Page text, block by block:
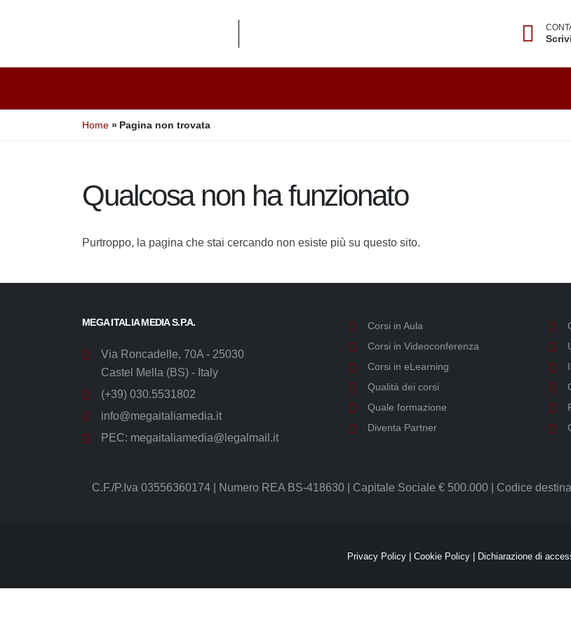
Home Pagina non trovata
Qualcosa non ha funzionato
Purtroppo, la pagina che stai cercando non esiste più su questo sito.
MEGA ITALIA MEDIA S.P.A.
Via Roncadelle, 70A - 25030
Castel Mella (BS) - Italy
(+39) 030.5531802
info@megaitaliamedia.it
PEC: megaitaliamedia@legalmail.it
Corsi in Aula
Corsi in Videoconferenza
Corsi in eLearning
Qualità dei corsi
Quale formazione
Diventa Partner
C.F./P.Iva 03556360174 | Numero REA BS-418630 | Capitale Sociale € 500.000 | Codice
Privacy Policy| Cookie Policy| Dichiarazione di